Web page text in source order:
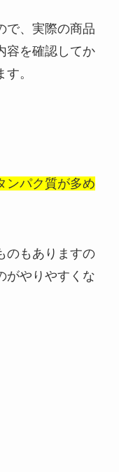
で、実際の商品
容を確認してか
。
ンパク質が多め
のもありますの
がやりやすくな